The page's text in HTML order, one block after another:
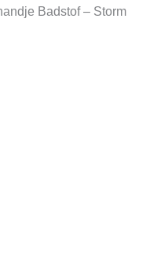
Badstof – Storm